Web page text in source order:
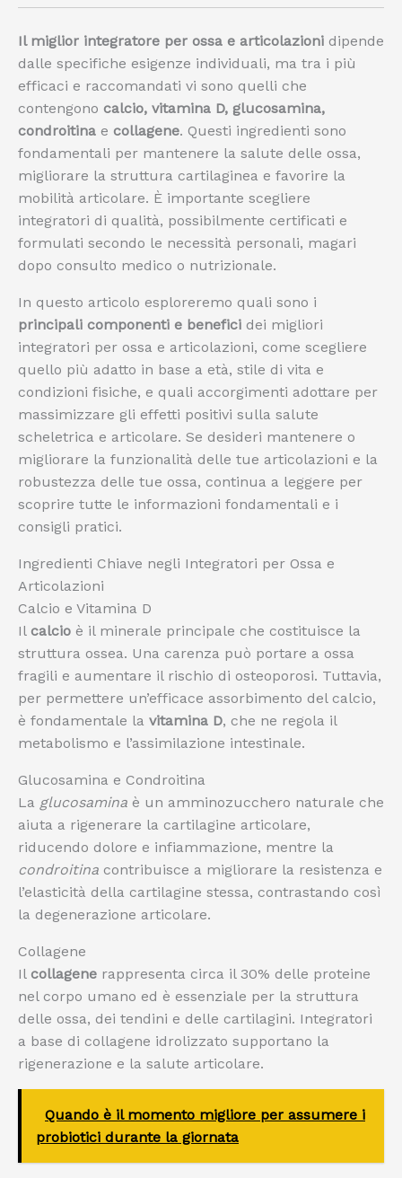
Il miglior integratore per ossa e articolazioni dipende
dalle specifiche esigenze individuali, ma tra i più
efficaci e raccomandati vi sono quelli che
contengono calcio, vitamina D, glucosamina,
condroitina e collagene. Questi ingredienti sono
fondamentali per mantenere la salute delle ossa,
migliorare la struttura cartilaginea e favorire la
mobilità articolare. È importante scegliere
integratori di qualità, possibilmente certificati e
formulati secondo le necessità personali, magari
dopo consulto medico o nutrizionale.
In questo articolo esploreremo quali sono i
principali componenti e benefici dei migliori
integratori per ossa e articolazioni, come scegliere
quello più adatto in base a età, stile di vita e
condizioni fisiche, e quali accorgimenti adottare per
massimizzare gli effetti positivi sulla salute
scheletrica e articolare. Se desideri mantenere o
migliorare la funzionalità delle tue articolazioni e la
robustezza delle tue ossa, continua a leggere per
scoprire tutte le informazioni fondamentali e i
consigli pratici.
Ingredienti Chiave negli Integratori per Ossa e
Articolazioni
Calcio e Vitamina D
Il calcio è il minerale principale che costituisce la
struttura ossea. Una carenza può portare a ossa
fragili e aumentare il rischio di osteoporosi. Tuttavia,
per permettere un’efficace assorbimento del calcio,
è fondamentale la vitamina D, che ne regola il
metabolismo e l’assimilazione intestinale.
Glucosamina e Condroitina
La glucosamina è un amminozucchero naturale che
aiuta a rigenerare la cartilagine articolare,
riducendo dolore e infiammazione, mentre la
condroitina contribuisce a migliorare la resistenza e
l’elasticità della cartilagine stessa, contrastando così
la degenerazione articolare.
Collagene
Il collagene rappresenta circa il 30% delle proteine
nel corpo umano ed è essenziale per la struttura
delle ossa, dei tendini e delle cartilagini. Integratori
a base di collagene idrolizzato supportano la
rigenerazione e la salute articolare.
Quando è il momento migliore per assumere i
probiotici durante la giornata